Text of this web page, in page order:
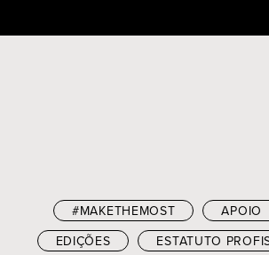
#MAKETHEMOST APOIO
EDIÇÕES
ESTATUTO